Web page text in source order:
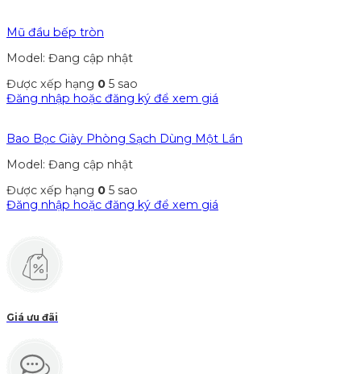
Mũ đầu bếp tròn
Model: Đang cập nhật
Được xếp hạng 0 5 sao
Đăng nhập hoặc đăng ký để xem giá
Bao Bọc Giày Phòng Sạch Dùng Một Lần
Model: Đang cập nhật
Được xếp hạng 0 5 sao
Đăng nhập hoặc đăng ký để xem giá
Giá ưu đãi